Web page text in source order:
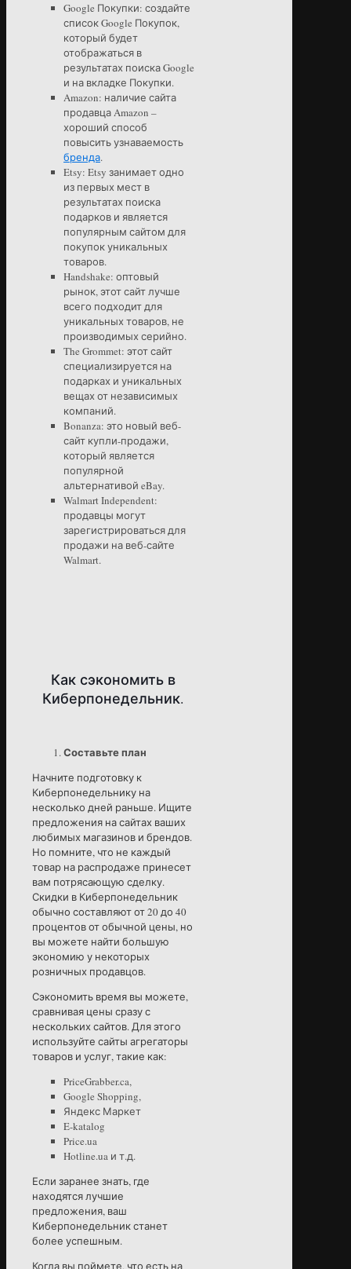
Google Покупки: создайте
список Google Покупок,
который будет
отображаться в
результатах поиска Google
и на вкладке Покупки.
Amazon: наличие сайта
продавца Amazon –
хороший способ
повысить узнаваемость
бренда.
Etsy: Etsy занимает одно
из первых мест в
результатах поиска
подарков и является
популярным сайтом для
покупок уникальных
товаров.
Handshake: оптовый
рынок, этот сайт лучше
всего подходит для
уникальных товаров, не
производимых серийно.
The Grommet: этот сайт
специализируется на
подарках и уникальных
вещах от независимых
компаний.
Bonanza: это новый веб-
сайт купли-продажи,
который является
популярной
альтернативой eBay.
Walmart Independent:
продавцы могут
зарегистрироваться для
продажи на веб-сайте
Walmart.
Как сэкономить в
Киберпонедельник.
Составьте план
Начните подготовку к
Киберпонедельнику на
несколько дней раньше. Ищите
предложения на сайтах ваших
любимых магазинов и брендов.
Но помните, что не каждый
товар на распродаже принесет
вам потрясающую сделку.
Скидки в Киберпонедельник
обычно составляют от 20 до 40
процентов от обычной цены, но
вы можете найти большую
экономию у некоторых
розничных продавцов.
Сэкономить время вы можете,
сравнивая цены сразу с
нескольких сайтов. Для этого
используйте сайты агрегаторы
товаров и услуг, такие как:
PriceGrabber.ca,
Google Shopping,
Яндекс Маркет
E-katalog
Price.ua
Hotline.ua и т.д.
Если заранее знать, где
находятся лучшие
предложения, ваш
Киберпонедельник станет
более успешным.
Когда вы поймете, что есть на